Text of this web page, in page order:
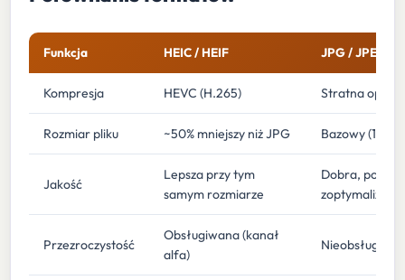
Funkcja HEIC / HEIF JPG / JPEG
Kompresja HEVC (H.265) Stratna
Rozmiar pliku ~50% mniejszy niż JPG Bazowy (1x)
Jakość
Lepsza przy tym
samym rozmiarze
Dobra,
Przezroczystość
Obsługiwana (kanał
alfa)